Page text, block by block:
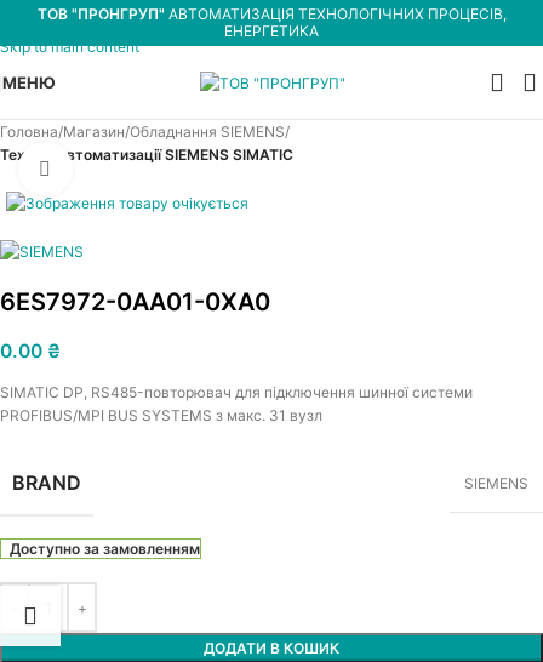
Skip to navigation
Skip to main content
ТОВ "ПРОНГРУП" АВТОМАТИЗАЦІЯ ТЕХНОЛОГІЧНИХ ПРОЦЕСІВ,
ЕНЕРГЕТИКА
МЕНЮ
Головна Магазин Обладнання SIEMENS
Техніка автоматизації SIEMENS SIMATIC
6ES7972-0AA01-0XA0
0.00 ₴
SIMATIC DP, RS485-повторювач для підключення шинної системи
PROFIBUS/MPI BUS SYSTEMS з макс. 31 вузл
BRAND SIEMENS
Доступно за замовленням
ДОДАТИ В КОШИК